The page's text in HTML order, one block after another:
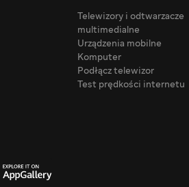
Telewizory i odtwarzacze
multimedialne
Urządzenia mobilne
Komputer
Podłącz telewizor
Test prędkości internetu